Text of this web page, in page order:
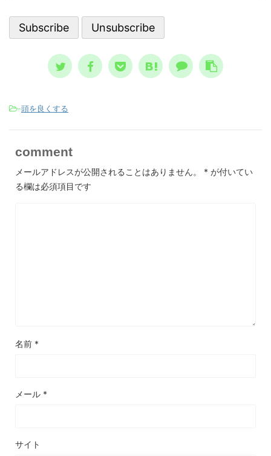
いる
して親しまれた ノストラダムスの大予
言、恐怖の大王とは？ ノストラダム
-頭を良くする
comment
メールアドレスが公開されることはありません。 * が付いてい
る欄は必須項目です
名前 *
メール *
サイト